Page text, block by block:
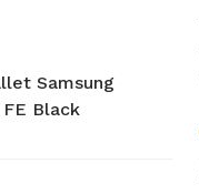
Samsung
Black